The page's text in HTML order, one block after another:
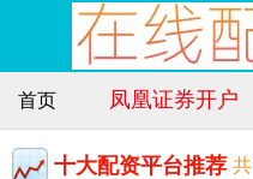
首页 凤凰证券开户
十大配资平台推荐 共